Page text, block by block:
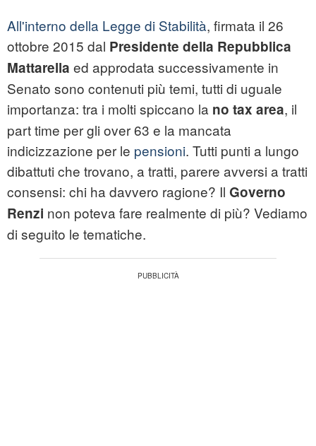
All'interno della Legge di Stabilità, firmata il 26
ottobre 2015 dal Presidente della Repubblica
Mattarella ed approdata successivamente in
Senato sono contenuti più temi, tutti di uguale
importanza: tra i molti spiccano la no tax area, il
part time per gli over 63 e la mancata
indicizzazione per le pensioni. Tutti punti a lungo
dibattuti che trovano, a tratti, parere avversi a tratti
consensi: chi ha davvero ragione? Il Governo
Renzi non poteva fare realmente di più? Vediamo
di seguito le tematiche.